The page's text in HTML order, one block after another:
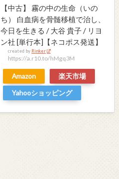
【中古】 霧の中の生命（いの
ち） 白血病を骨髄移植で治し、
今日を生きる / 大谷 貴子 / リヨ
ン社 [単行本]【ネコポス発送】
created by Rinker
https://a.r10.to/hMgq3M
Amazon
楽天市場
Yahooショッピング